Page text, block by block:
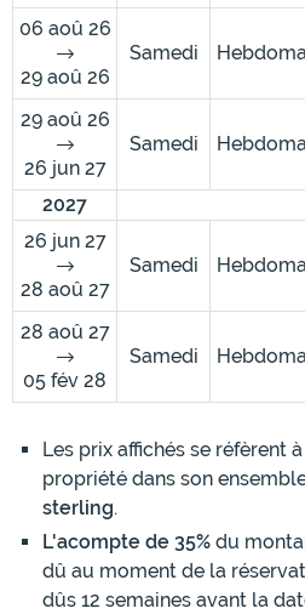
06 aoû 26
29 aoû 26
Samedi
29 aoû 26
26 jun 27
Samedi
2027
26 jun 27
28 aoû 27
Samedi
28 aoû 27
05 fév 28
Samedi
Les prix affichés se réfèrent
propriété dans son
sterling.
L'acompte de 35% du
dû au moment de la
dûs 12 semaines avant la